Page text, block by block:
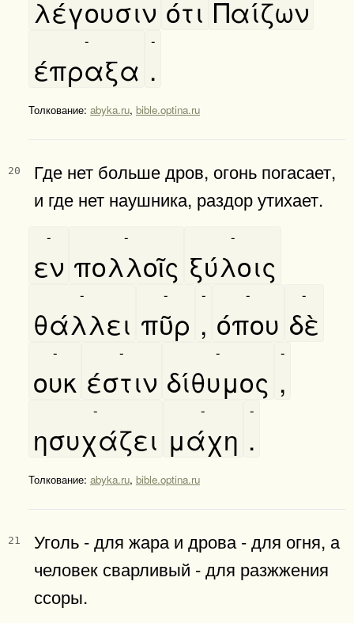
λέγουσιν ότι Παίζων
έπραξα
-
.
-
Толкование: abyka.ru, bible.optina.ru
20
Где нет больше дров, огонь погасает,
и где нет наушника, раздор утихает.
εν
-
πολλοῖς
-
ξύλοις
-
θάλλει
-
πῦρ
-
,
-
όπου
-
δὲ
-
ουκ
-
έστιν
-
δίθυμος
-
,
-
ησυχάζει
-
μάχη
-
.
-
Толкование: abyka.ru, bible.optina.ru
21
Уголь - для жара и дрова - для огня, а
человек сварливый - для разжжения
ссоры.